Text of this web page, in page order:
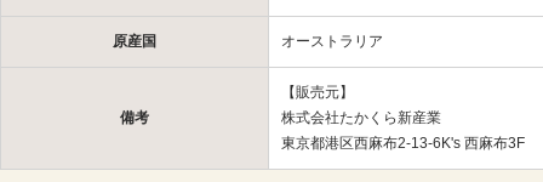
原産国 オーストラリア
備考
【販売元】
株式会社たかくら新産業
東京都港区西麻布2-13-6K's 西麻布3F